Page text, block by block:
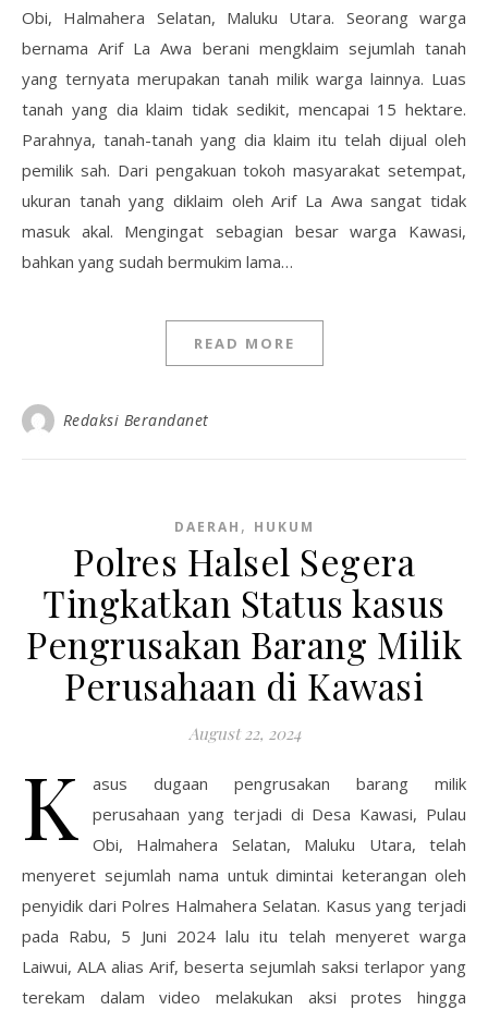
Obi, Halmahera Selatan, Maluku Utara. Seorang warga
bernama Arif La Awa berani mengklaim sejumlah tanah
yang ternyata merupakan tanah milik warga lainnya. Luas
tanah yang dia klaim tidak sedikit, mencapai 15 hektare.
Parahnya, tanah-tanah yang dia klaim itu telah dijual oleh
pemilik sah. Dari pengakuan tokoh masyarakat setempat,
ukuran tanah yang diklaim oleh Arif La Awa sangat tidak
masuk akal. Mengingat sebagian besar warga Kawasi,
bahkan yang sudah bermukim lama…
READ MORE
Redaksi Berandanet
DAERAH , HUKUM
Polres Halsel Segera
Tingkatkan Status kasus
Pengrusakan Barang Milik
Perusahaan di Kawasi
August 22, 2024
K
asus dugaan pengrusakan barang milik
perusahaan yang terjadi di Desa Kawasi, Pulau
Obi, Halmahera Selatan, Maluku Utara, telah
menyeret sejumlah nama untuk dimintai keterangan oleh
penyidik dari Polres Halmahera Selatan. Kasus yang terjadi
pada Rabu, 5 Juni 2024 lalu itu telah menyeret warga
Laiwui, ALA alias Arif, beserta sejumlah saksi terlapor yang
terekam dalam video melakukan aksi protes hingga